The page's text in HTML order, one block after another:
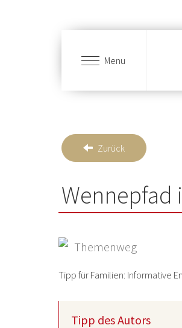
Menu
Zurück
Wennepfad
Themenweg
Tipp für Familien: Informative
Tipp des Autors